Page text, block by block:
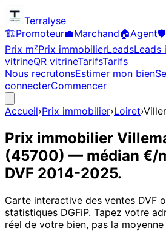
Terralyse
🏗️Promoteur💼Marchand🏠Agent🛡️
Prix m²Prix immobilierLeadsLeads
vitrineQR vitrineTarifsTarifs
Nous recrutonsEstimer mon bienSe
connecterCommencer
Accueil›Prix immobilier›Loiret›
Prix immobilier
(45700) — médian €/
DVF 2014-2025.
Carte interactive des ventes DVF
statistiques DGFiP. Tapez votre
réel de votre bien, pas la